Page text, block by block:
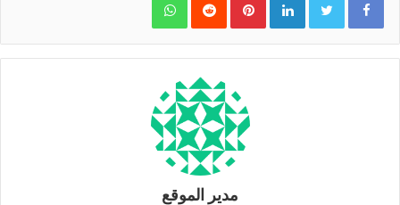
مدير الموقع